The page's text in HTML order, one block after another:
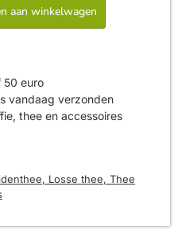
aan winkelwagen
50 euro
vandaag verzonden
thee en accessoires
, Losse thee, Thee